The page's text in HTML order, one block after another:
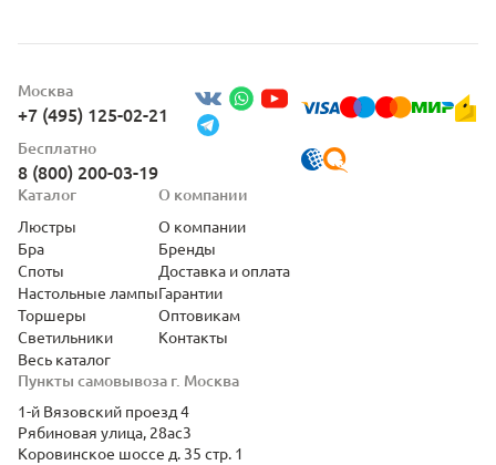
Москва
+7 (495) 125-02-21
Бесплатно
8 (800) 200-03-19
Пункты самовывоза г. Москва
1-й Вязовский проезд 4
Рябиновая улица, 28ас3
Коровинское шоссе д. 35 стр. 1
Каталог
Люстры
Бра
Споты
Настольные лампы
Торшеры
Светильники
Весь каталог
О компании
О компании
Бренды
Доставка и оплата
Гарантии
Оптовикам
Контакты